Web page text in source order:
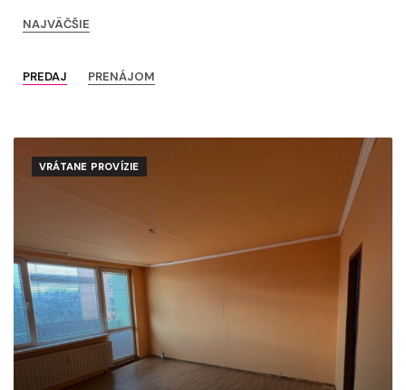
NAJVÄČŠIE
PREDAJ PRENÁJOM
VRÁTANE PROVÍZIE